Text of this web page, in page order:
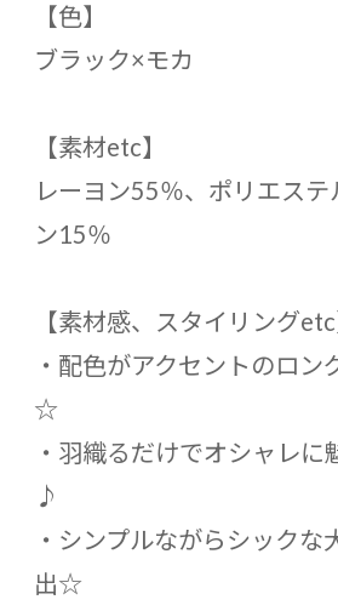
【色】
ブラック×モカ
【素材etc】
レーヨン55％、ポリエス
ン15％
【素材感、スタイリングetc
・配色がアクセントのロン
☆
・羽織るだけでオシャレに
♪
・シンプルながらシックな
出☆